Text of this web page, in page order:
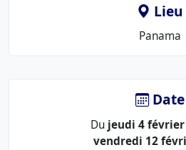
Lieu
Le
Panama
Date
Du jeudi 4 février
vendredi 12